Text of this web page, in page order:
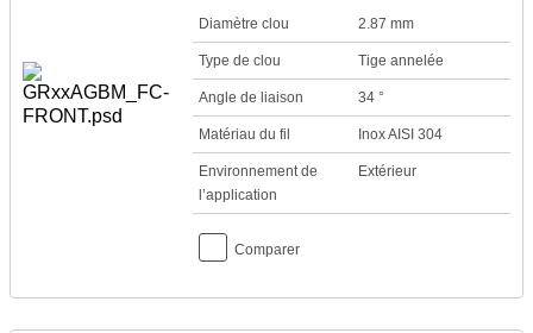
Diamètre clou 2.87 mm
Type de clou Tige annelée
Angle de liaison 34 °
Matériau du fil Inox AISI 304
Environnement de
l’application
Extérieur
Comparer